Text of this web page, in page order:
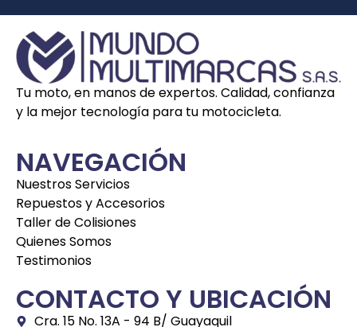
Tu moto, en manos de expertos. Calidad, confianza
y la mejor tecnología para tu motocicleta.
NAVEGACIÓN
Nuestros Servicios
Repuestos y Accesorios
Taller de Colisiones
Quienes Somos
Testimonios
CONTACTO Y UBICACIÓN
Cra. 15 No. 13A - 94 B/ Guayaquil